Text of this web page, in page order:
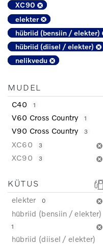
XC90
elekter
hübriid (bensiin / elekter)
hübriid (diisel / elekter)
nelikvedu
MUDEL
C40 1
V60 Cross Country 1
V90 Cross Country 3
XC60 3
XC90 3
KÜTUS
elekter 0
hübriid (bensiin / elekter)
1
hübriid (diisel / elekter)